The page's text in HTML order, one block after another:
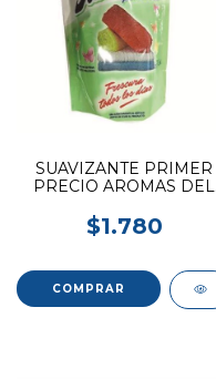
SUAVIZANTE PRIMER
PRECIO AROMAS DEL
$1.780